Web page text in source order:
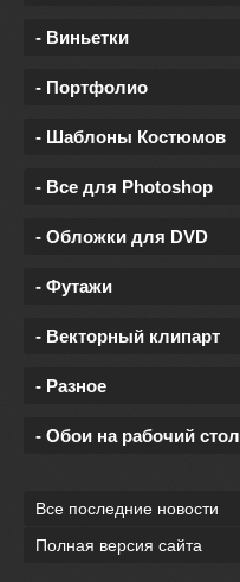
- Виньетки
- Портфолио
- Шаблоны Костюмов
- Все для Photoshop
- Обложки для DVD
- Футажи
- Векторный клипарт
- Разное
- Обои на рабочий стол
Все последние новости
Полная версия сайта